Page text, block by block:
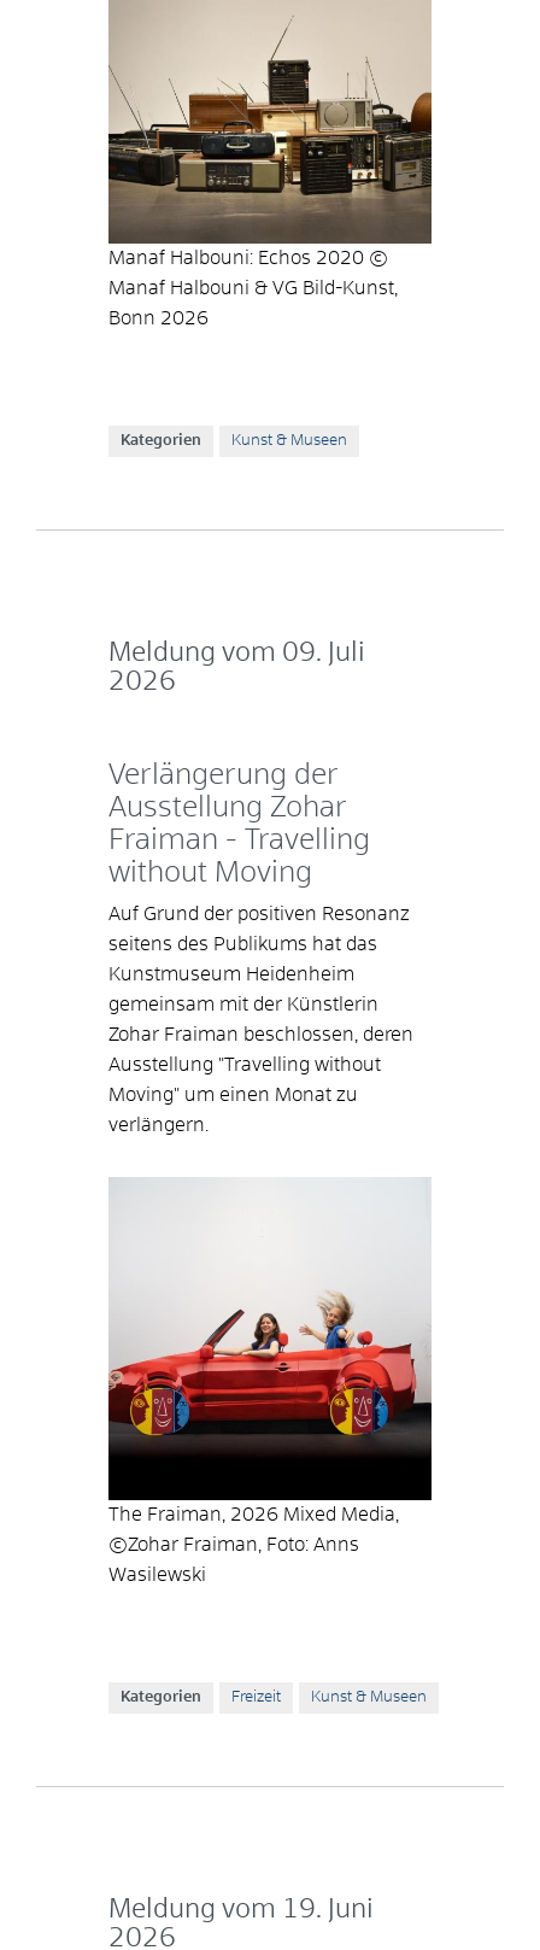
Manaf Halbouni: Echos 2020 ©
Manaf Halbouni & VG Bild-Kunst,
Bonn 2026
Kategorien Kunst & Museen
Meldung vom 09. Juli
2026
Verlängerung der
Ausstellung Zohar
Fraiman - Travelling
without Moving
Auf Grund der positiven Resonanz
seitens des Publikums hat das
Kunstmuseum Heidenheim
gemeinsam mit der Künstlerin
Zohar Fraiman beschlossen, deren
Ausstellung "Travelling without
Moving" um einen Monat zu
verlängern.
The Fraiman, 2026 Mixed Media,
©Zohar Fraiman, Foto: Anns
Wasilewski
Kategorien Freizeit Kunst & Museen
Meldung vom 19. Juni
2026